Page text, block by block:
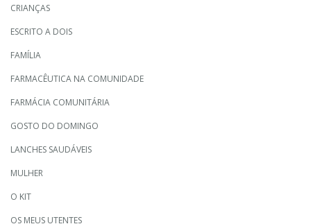
CRIANÇAS
ESCRITO A DOIS
FAMÍLIA
FARMACÊUTICA NA COMUNIDADE
FARMÁCIA COMUNITÁRIA
GOSTO DO DOMINGO
LANCHES SAUDÁVEIS
MULHER
O KIT
OS MEUS UTENTES